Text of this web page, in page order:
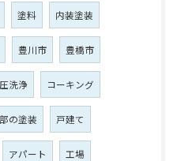
塗料 内装塗装
豊川市 豊橋市
洗浄 コーキング
の塗装 戸建て
アパート 工場